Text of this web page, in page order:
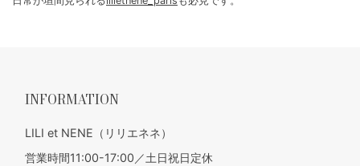
INFORMATION
LILI et NENE（リリエネネ）
営業時間11:00-17:00／土日祝日定休